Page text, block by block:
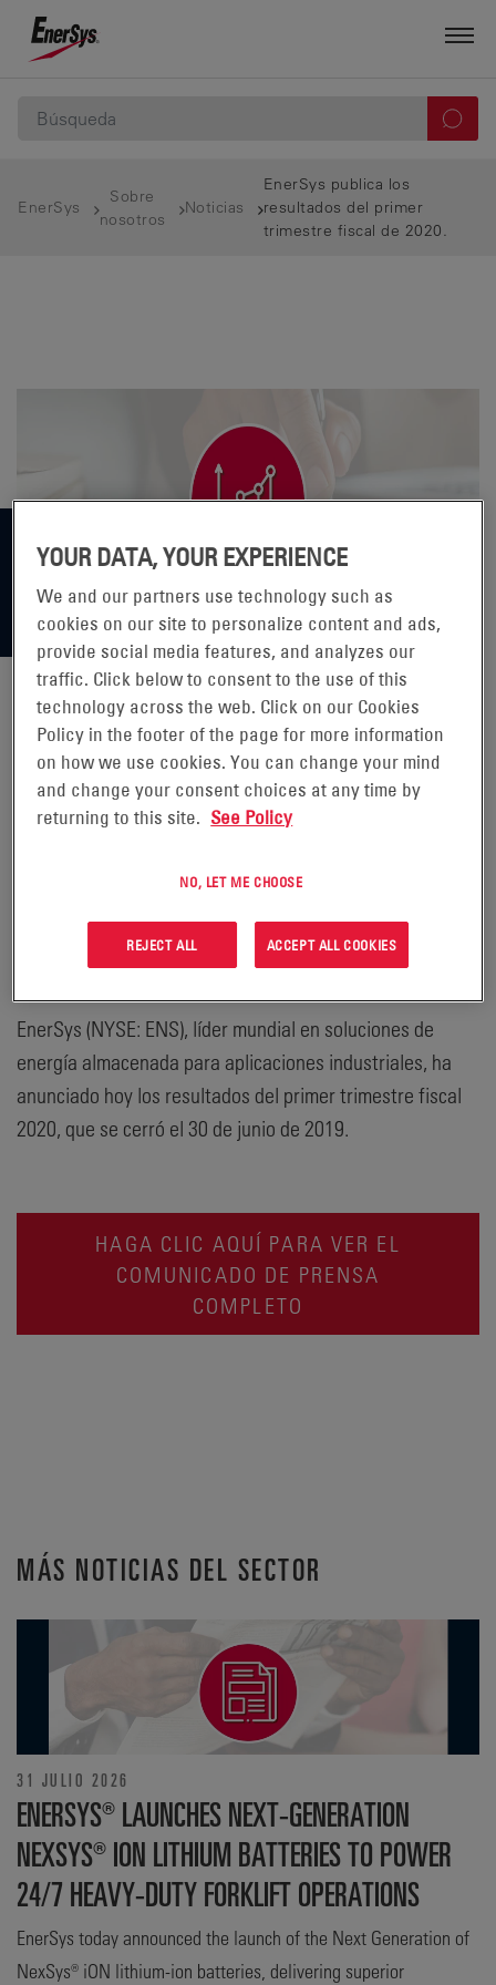
EnerSys
Sobre
nosotros
Noticias
EnerSys publica los
resultados del primer
trimestre fiscal de 2020.
ENERSYS PUBLICA LOS
RESULTADOS DEL PRIMER
READING, Pensilvania, 7 de
agosto de 2019 (GLOBE
NEWSWIRE) -
EnerSys (NYSE: ENS), líder mundial en soluciones de
energía almacenada para aplicaciones industriales, ha
anunciado hoy los resultados del primer trimestre fiscal
2020, que se cerró el 30 de junio de 2019.
HAGA CLIC AQUÍ PARA VER EL
COMUNICADO DE PRENSA
COMPLETO
MÁS NOTICIAS DEL SECTOR
31 JULIO 2026
ENERSYS® LAUNCHES NEXT-GENERATION
NEXSYS® ION LITHIUM BATTERIES TO POWER
24/7 HEAVY-DUTY FORKLIFT OPERATIONS
EnerSys today announced the launch of the Next Generation of
NexSys® iON lithium-ion batteries, delivering superior
YOUR DATA, YOUR EXPERIENCE
We and our partners use technology such as
cookies on our site to personalize content and ads,
provide social media features, and analyzes our
traffic. Click below to consent to the use of this
technology across the web. Click on our Cookies
Policy in the footer of the page for more information
on how we use cookies. You can change your mind
and change your consent choices at any time by
returning to this site. See Policy
NO, LET ME CHOOSE
REJECT ALL ACCEPT ALL COOKIES